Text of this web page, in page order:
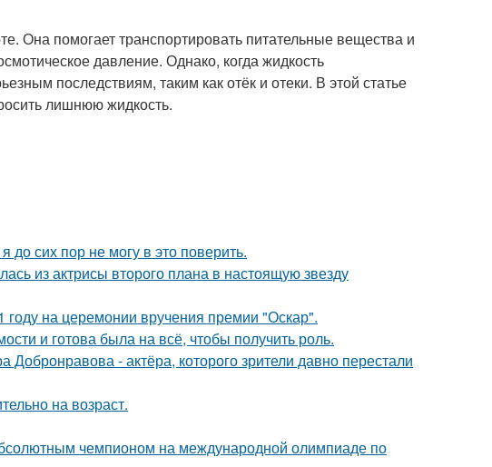
Она помогает транспортировать питательные вещества и
давление. Однако, когда жидкость
последствиям, таким как отёк и отеки. В этой статье
лишнюю жидкость.
сих пор не могу в это поверить.
из актрисы второго плана в настоящую звезду
на церемонии вручения премии "Оскар".
и готова была на всё, чтобы получить роль.
- актёра, которого зрители давно перестали
на возраст.
чемпионом на международной олимпиаде по